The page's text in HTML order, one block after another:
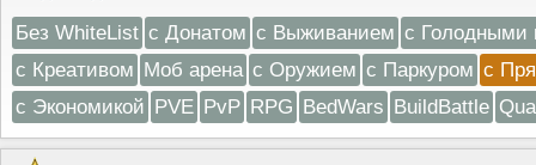
Без WhiteList с Донатом с Выживанием с Голодными
с Креативом Моб арена с Оружием с Паркуром с
с Экономикой PVE PvP RPG BedWars BuildBattle